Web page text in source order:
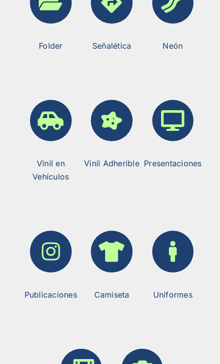
Folder Señalética Neón
Viníl en
Vehículos
Viníl Adherible Presentaciones
Publicaciones Camiseta Uniformes